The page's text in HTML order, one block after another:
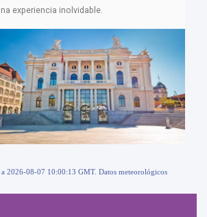
experiencia inolvidable.
2026-08-07 10:00:13 GMT. Datos meteorológicos